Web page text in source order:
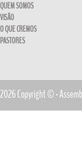
QUEM SOMOS
VISÃO
O QUE CREMOS
PASTORES
2026 Copyright © -